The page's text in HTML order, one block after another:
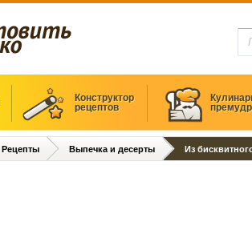
Конструктор
рецептов
Рецепты Выпечка и десерты Из